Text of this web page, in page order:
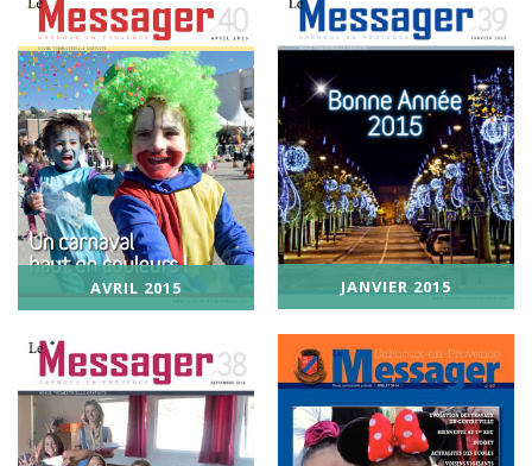
AVRIL 2015 JANVIER 2015